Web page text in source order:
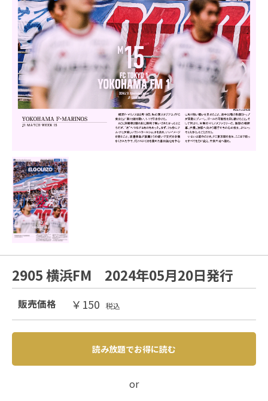
2905 横浜FM 2024年05月20日発行
販売価格 ￥150 税込
読み放題でお得に読む
or